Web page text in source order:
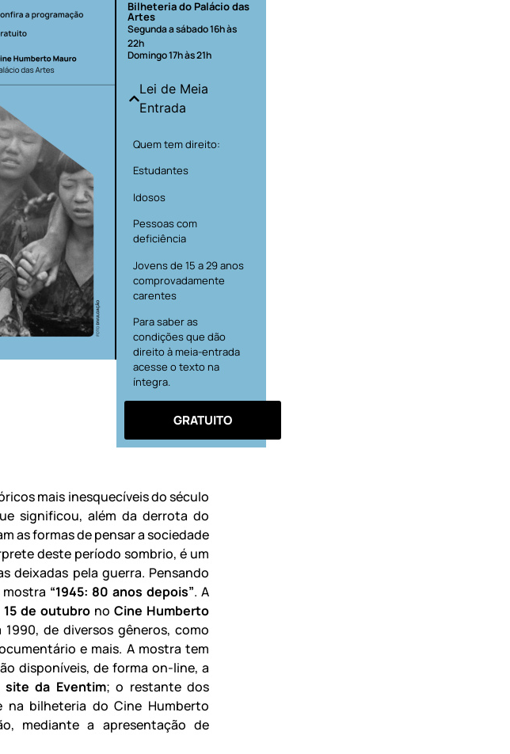
Bilheteria do Palácio das
Artes
Segunda a sábado 16h às
22h
Domingo 17h às 21h
Lei de Meia
Entrada
Quem tem direito:
Estudantes
Idosos
Pessoas com
deficiência
Jovens de 15 a 29 anos
comprovadamente
carentes
Para saber as
condições que dão
direito à meia-entrada
acesse o texto na
íntegra.
GRATUITO
mais inesquecíveis do século
significou, além da derrota do
as formas de pensar a sociedade
deste período sombrio, é um
deixadas pela guerra. Pensando
“1945: 80 anos depois”. A
de outubro no Cine Humberto
de diversos gêneros, como
e mais. A mostra tem
disponíveis, de forma on-line, a
site da Eventim; o restante dos
na bilheteria do Cine Humberto
mediante a apresentação de